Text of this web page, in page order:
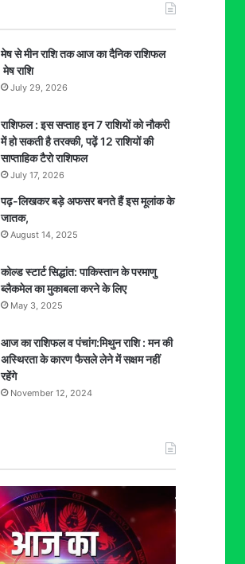
मेष से मीन राशि तक आज का दैनिक राशिफल
मेष राशि
July 29, 2026
राशिफल : इस सप्ताह इन 7 राशियों को नौकरी
में हो सकती है तरक्की, पढ़ें 12 राशियों की
साप्ताहिक टैरो राशिफल
July 17, 2026
पढ़-लिखकर बड़े अफसर बनते हैं इस मूलांक के
जातक,
August 14, 2025
कोल्ड स्टार्ट सिद्धांत: पाकिस्तान के परमाणु
ब्लैकमेल का मुकाबला करने के लिए
May 3, 2025
आज का राशिफल व पंचांग:मिथुन राशि : मन की
अस्थिरता के कारण फैसले लेने में सक्षम नहीं
रहेंगे
November 12, 2024